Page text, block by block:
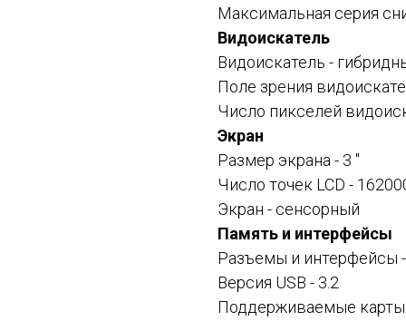
Максимальная серия
Видоискатель
Видоискатель -
Поле зрения
Число пикселей
Экран
Размер экрана - 3 "
Число точек LCD -
Экран - сенсорный
Память и интерфейсы
Разъемы и интерфейсы -
Версия USB - 3.2
Поддерживаемые карты